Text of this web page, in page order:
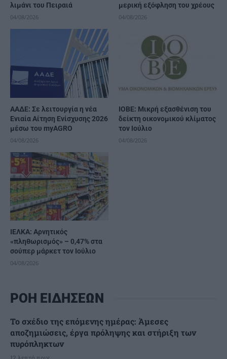
λιμάνι του Πειραιά
04/08/2026
μερική εξόφληση του χρέους
04/08/2026
ΑΑΔΕ: Σε λειτουργία η νέα
Ενιαία Αίτηση Ενίσχυσης 2026
μέσω του myAGRO
04/08/2026
ΙΟΒΕ: Μικρή εξασθένιση του
δείκτη οικονομικού κλίματος
τον Ιούλιο
04/08/2026
ΙΕΛΚΑ: Αρνητικός
«πληθωρισμός» – 0,47% στα
σούπερ μάρκετ τον Ιούλιο
04/08/2026
ΡΟΗ ΕΙΔΗΣΕΩΝ
Το σχέδιο της επόμενης ημέρας: Άμεσες
αποζημιώσεις, έργα πρόληψης και στήριξη των
πυρόπληκτων